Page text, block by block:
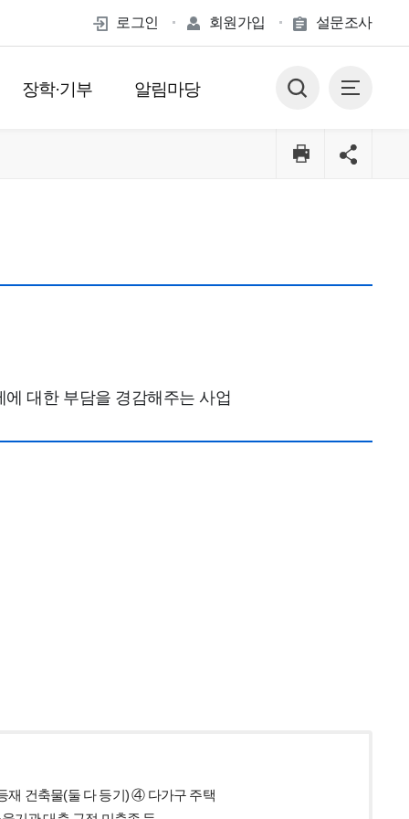
로그인 회원가입 설문조사
장학·기부 알림마당
대한 부담을 경감해주는 사업
재 건축물(둘 다 등기)④ 다가구 주택